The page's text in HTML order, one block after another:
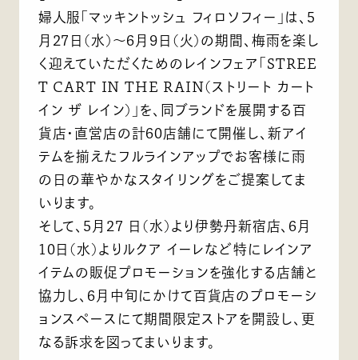
婦人服「マッキントッシュ フィロソフィー」は、5
月27日(水)～6月9日(火)の期間、梅雨を楽し
く迎えていただくためのレインフェア「STREE
T CART IN THE RAIN(ストリート カート
イン ザ レイン)」を、同ブランドを展開する百
貨店・直営店の計60店舗にて開催し、新アイ
テムを揃えたフルラインアップでお客様に雨
の日の華やかなスタイリングをご提案してま
いります。
そして、5月27 日(水)より伊勢丹新宿店、6月
10日(水)よりルクア イーレなど特にレインア
イテムの販促プロモーションを強化する店舗と
協力し、6月中旬にかけて百貨店のプロモーシ
ョンスペースにて期間限定ストアを開設し、更
なる訴求を図ってまいります。